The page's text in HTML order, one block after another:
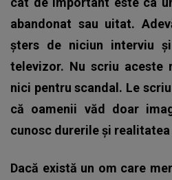
abandonat sau uitat.
șters de niciun interviu
televizor. Nu scriu aceste
nici pentru scandal. Le
că oamenii văd doar
cunosc durerile și
Dacă există un om care